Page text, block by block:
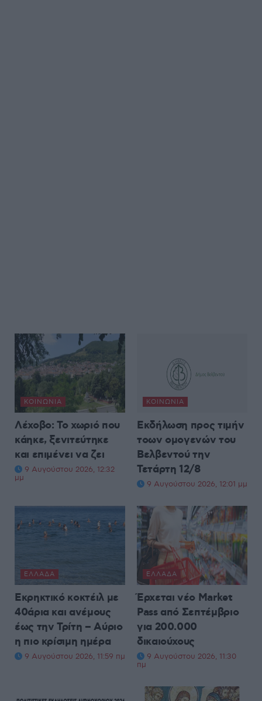
ΚΟΙΝΩΝΊΑ
Λέχοβο: Το χωριό που
κάηκε, ξενιτεύτηκε
και επιμένει να ζει
9 Αυγούστου 2026, 12:32
μμ
ΚΟΙΝΩΝΊΑ
Εκδήλωση προς τιμήν
τοων ομογενών του
Βελβεντού την
Τετάρτη 12/8
9 Αυγούστου 2026, 12:01 μμ
ΕΛΛΆΔΑ
Εκρηκτικό κοκτέιλ με
40άρια και ανέμους
έως την Τρίτη – Αύριο
η πιο κρίσιμη ημέρα
9 Αυγούστου 2026, 11:59 πμ
ΕΛΛΆΔΑ
Έρχεται νέο Market
Pass από Σεπτέμβριο
για 200.000
δικαιούχους
9 Αυγούστου 2026, 11:30
πμ